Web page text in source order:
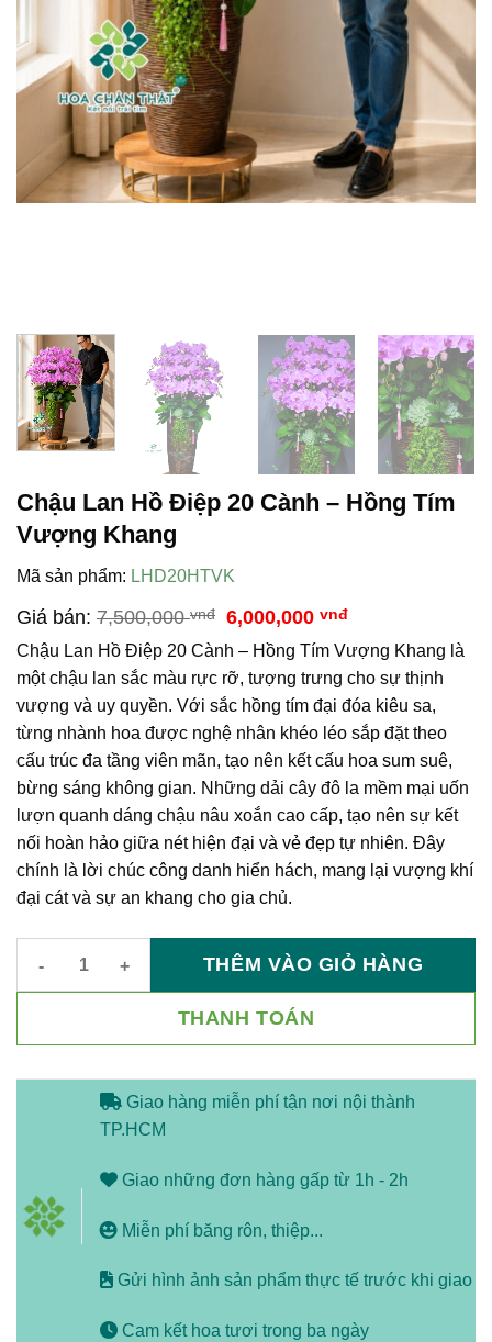
Chậu Lan Hồ Điệp 20 Cành – Hồng Tím
Vượng Khang
Mã sản phẩm: LHD20HTVK
Giá bán: 7,500,000vnđ
Giá
là:
7,500,000 vnđ.
6,000,000vnđGiá
tại
là:
6,000,000 vnđ.
Chậu Lan Hồ Điệp 20 Cành – Hồng Tím Vượng Khang là
một chậu lan sắc màu rực rỡ, tượng trưng cho sự thịnh
vượng và uy quyền. Với sắc hồng tím đại đóa kiêu sa,
từng nhành hoa được nghệ nhân khéo léo sắp đặt theo
cấu trúc đa tầng viên mãn, tạo nên kết cấu hoa sum suê,
bừng sáng không gian. Những dải cây đô la mềm mại uốn
lượn quanh dáng chậu nâu xoắn cao cấp, tạo nên sự kết
nối hoàn hảo giữa nét hiện đại và vẻ đẹp tự nhiên. Đây
chính là lời chúc công danh hiển hách, mang lại vượng khí
đại cát và sự an khang cho gia chủ.
Chậu Lan Hồ Điệp 20 Cành – Hồng Tím Vượng Khang số
THÊM VÀO GIỎ HÀNG
THANH TOÁN
Giao hàng miễn phí tận nơi nội thành
TP.HCM
Giao những đơn hàng gấp từ 1h - 2h
Miễn phí băng rôn, thiệp...
Gửi hình ảnh sản phẩm thực tế trước khi giao
Cam kết hoa tươi trong ba ngày